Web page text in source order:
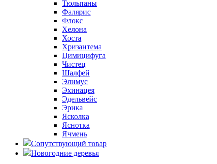
Тюльпаны
Фалярис
Флокс
Хелона
Хоста
Хризантема
Цимицифуга
Чистец
Шалфей
Элимус
Эхинацея
Эдельвейс
Эрика
Ясколка
Яснотка
Ячмень
Сопутствующий товар
Новогодние деревья